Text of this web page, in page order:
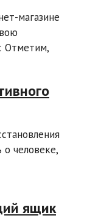
магазине
Отметим,
о человеке,
ящик